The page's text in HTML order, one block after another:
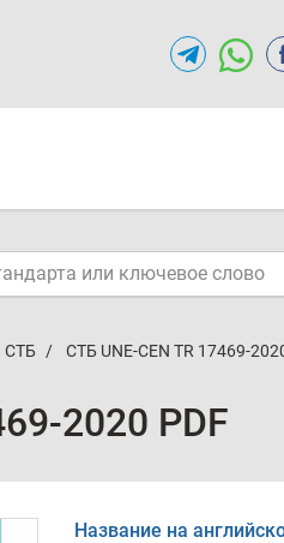
СТБ СТБ UNE-CEN TR 17469-
2020 PDF
Название на